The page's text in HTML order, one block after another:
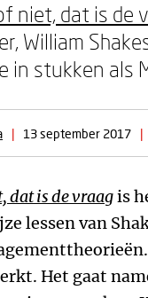
niet, dat is de
William
in stukken als
| 13 september 2017 |
dat is de vraagis
lessen van
Het gaat